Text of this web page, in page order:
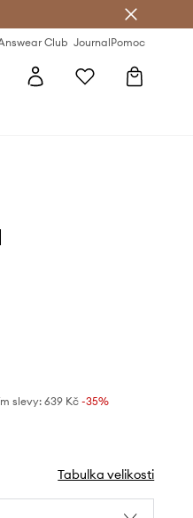
Club JournalPomoc
slevy: 639 Kč -35%
Tabulka velikosti